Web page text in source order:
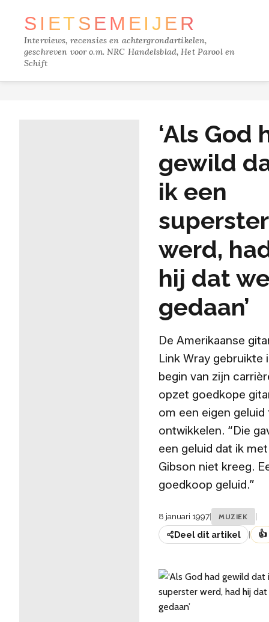
SIETSE MEIJER
Interviews, recensies en achtergrondartikelen,
geschreven voor o.m. NRC Handelsblad, Het Parool en
Schift
‘Als God
gewild
ik een
superster
werd,
hij dat
gedaan’
De Amerikaanse
Link Wray gebruikte
begin van zijn
opzet goedkope
om een eigen geluid
ontwikkelen. “Die
een geluid dat ik
Gibson niet kreeg.
goedkoop geluid.”
8 januari 1997| MUZIEK |
Deel dit artikel | 👍